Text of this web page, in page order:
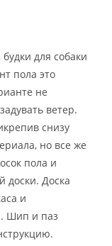
для собаки
пола это
не
ветер.
снизу
но все же
пола и
доски. Доска
и
Шип и паз